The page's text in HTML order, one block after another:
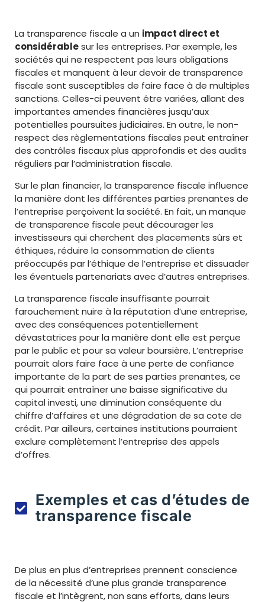
La transparence fiscale a un impact direct et
considérablesur les entreprises. Par exemple, les
sociétés qui ne respectent pas leurs obligations
fiscales et manquent à leur devoir de transparence
fiscale sont susceptibles de faire face à de multiples
sanctions. Celles-ci peuvent être variées, allant des
importantes amendes financières jusqu’aux
potentielles poursuites judiciaires. En outre, le non-
respect des règlementations fiscales peut entraîner
des contrôles fiscaux plus approfondis et des audits
réguliers par l’administration fiscale.
Sur le plan financier, la transparence fiscale influence
la manière dont les différentes parties prenantes de
l’entreprise perçoivent la société. En fait, un manque
de transparence fiscale peut décourager les
investisseurs qui cherchent des placements sûrs et
éthiques, réduire la consommation de clients
préoccupés par l’éthique de l’entreprise et dissuader
les éventuels partenariats avec d’autres entreprises.
La transparence fiscale insuffisante pourrait
farouchement nuire à la réputation d’une entreprise,
avec des conséquences potentiellement
dévastatrices pour la manière dont elle est perçue
par le public et pour sa valeur boursière. L’entreprise
pourrait alors faire face à une perte de confiance
importante de la part de ses parties prenantes, ce
qui pourrait entraîner une baisse significative du
capital investi, une diminution conséquente du
chiffre d’affaires et une dégradation de sa cote de
crédit. Par ailleurs, certaines institutions pourraient
exclure complètement l’entreprise des appels
d’offres.
Exemples et cas d’études de
transparence fiscale
De plus en plus d’entreprises prennent conscience
de la nécessité d’une plus grande transparence
fiscale et l’intègrent, non sans efforts, dans leurs